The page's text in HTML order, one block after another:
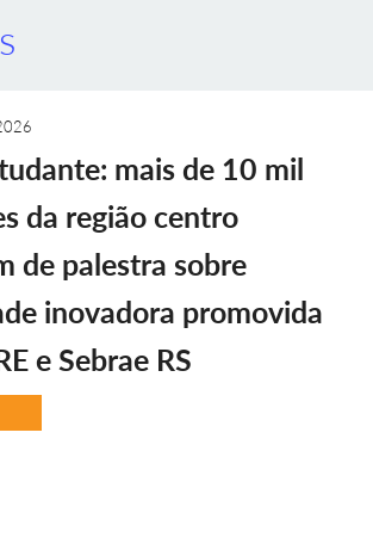
mais de 10 mil
da região centro
de palestra sobre
inovadora promovida
e Sebrae RS